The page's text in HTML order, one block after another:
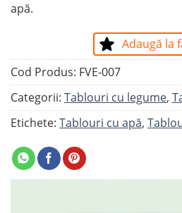
apă.
Adaugă la
Cod Produs: FVE-007
Categorii: Tablouri cu legume,
Etichete: Tablouri cu apă,